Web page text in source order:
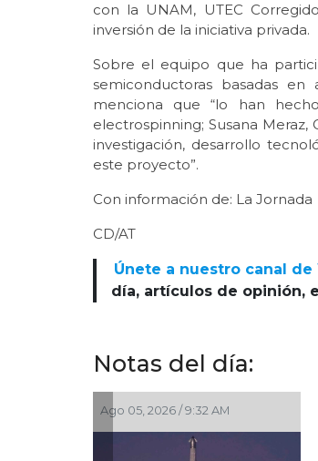
con la UNAM, UTEC
inversión de la iniciativa privada.
Sobre el equipo que ha
semiconductoras basadas
menciona que “lo han
electrospinning; Susana
investigación, desarrollo
este proyecto”.
Con información de: La Jornada
CD/AT
Únete a nuestro canal de
día, artículos de opinión,
Notas del día:
Jul 30, 2026 / 10:25 AM